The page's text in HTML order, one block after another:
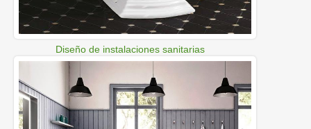
Diseño de instalaciones sanitarias